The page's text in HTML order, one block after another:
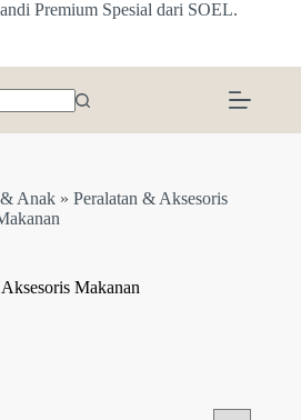
Premium Spesial dari SOEL.
Anak »Peralatan & Aksesoris
Makanan